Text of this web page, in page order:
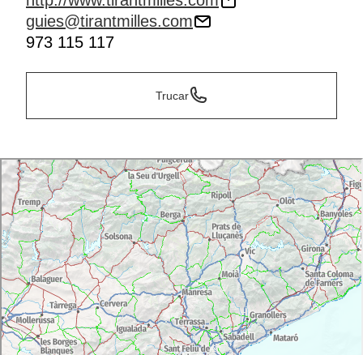
guies@tirantmilles.com
973 115 117
Trucar